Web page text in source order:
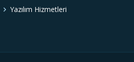
Yazılım Hizmetleri